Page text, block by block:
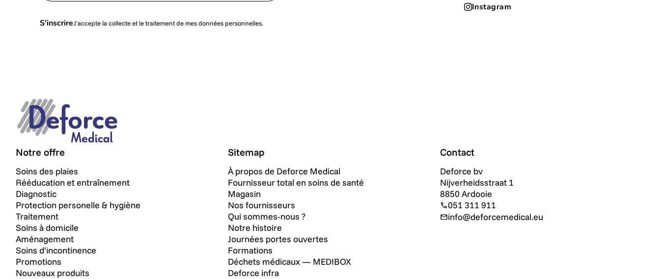
S'inscrire J'accepte la collecte et le traitement de mes données personnelles.
Instagram
Notre offre
Soins des plaies
Rééducation et entraînement
Diagnostic
Protection personelle & hygiène
Traitement
Soins à domicile
Aménagement
Soins d'incontinence
Promotions
Nouveaux produits
Sitemap
À propos de Deforce Medical
Fournisseur total en soins de santé
Magasin
Nos fournisseurs
Qui sommes-nous ?
Notre histoire
Journées portes ouvertes
Formations
Déchets médicaux — MEDIBOX
Deforce infra
Contact
Deforce bv
Nijverheidsstraat 1
8850 Ardooie
051 311 911
info@deforcemedical.eu